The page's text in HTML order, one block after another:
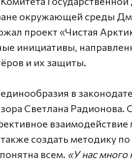
окружающей среды
проект «Чистая
инициативы,
и их защиты.
в
Светлана Радионова.
создать методику
всем. «У нас много